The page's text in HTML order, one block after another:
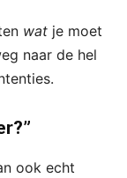
wat je moet
naar de hel
ook echt